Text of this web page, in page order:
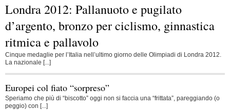
Londra 2012: Pallanuoto e pugilato
d’argento, bronzo per ciclismo, ginnastica
ritmica e pallavolo
Cinque medaglie per l’Italia nell’ultimo giorno delle Olimpiadi di Londra 2012.
La nazionale [...]
Europei col fiato “sorpreso”
Speriamo che più di “biscotto” oggi non si faccia una “frittata”, pareggiando (o
peggio) con [...]